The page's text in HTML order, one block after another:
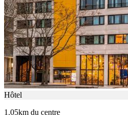
Hôtel
1.05km du centre